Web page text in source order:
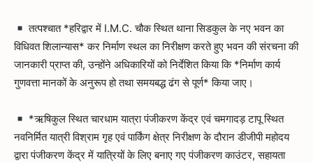
तत्पश्चात *हरिद्वार में I.M.C. चौक स्थित थाना सिडकुल के नए भवन का
विधिवत शिलान्यास* कर निर्माण स्थल का निरीक्षण करते हुए भवन की संरचना की
जानकारी प्राप्त की, उन्होंने अधिकारियों को निर्देशित किया कि *निर्माण कार्य
गुणवत्ता मानकों के अनुरूप हो तथा समयबद्ध ढंग से पूर्ण* किया जाए।
*ऋषिकुल स्थित चारधाम यात्रा पंजीकरण केंद्र एवं चमगादड़ टापू स्थित
नवनिर्मित यात्री विश्राम गृह एवं पार्किंग क्षेत्र निरीक्षण के दौरान डीजीपी महोदय
द्वारा पंजीकरण केंद्र में यात्रियों के लिए बनाए गए पंजीकरण काउंटर, सहायता